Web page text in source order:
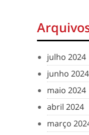
julho 2024
junho 2024
maio 2024
abril 2024
março